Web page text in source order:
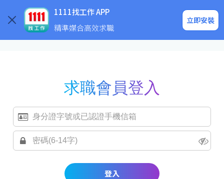
1111找工作 APP
精準媒合高效求職
立即安裝
企業求才
求職會員登入
登入